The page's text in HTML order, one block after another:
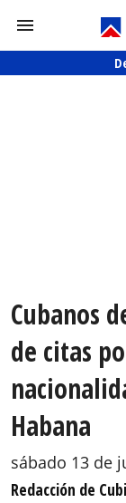
Cubanos
de citas
Habana
sábado 13 de
Redacción de